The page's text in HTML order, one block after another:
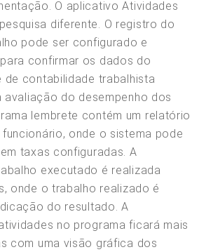
O aplicativo Atividades
diferente. O registro do
pode ser configurado e
confirmar os dados do
de contabilidade trabalhista
do desempenho dos
lembrete contém um relatório
onde o sistema pode
taxas configuradas. A
executado é realizada
onde o trabalho realizado é
do resultado. A
no programa ficará mais
com uma visão gráfica dos